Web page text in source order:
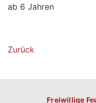
ab 6 Jahren
Zurück
Freiwillige